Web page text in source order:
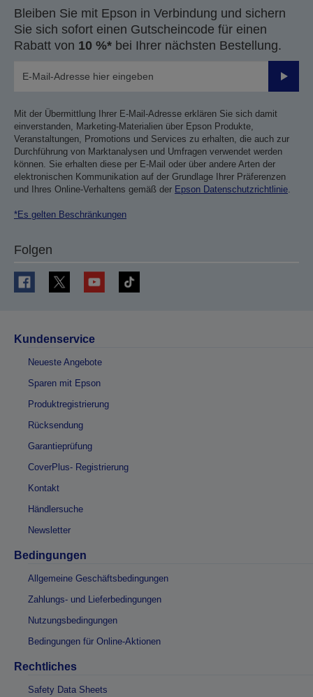
Bleiben Sie mit Epson in Verbindung und sichern
Sie sich sofort einen Gutscheincode für einen
Rabatt von 10 %* bei Ihrer nächsten Bestellung.
Mit der Übermittlung Ihrer E-Mail-Adresse erklären Sie sich damit
einverstanden, Marketing-Materialien über Epson Produkte,
Veranstaltungen, Promotions und Services zu erhalten, die auch zur
Durchführung von Marktanalysen und Umfragen verwendet werden
können. Sie erhalten diese per E-Mail oder über andere Arten der
elektronischen Kommunikation auf der Grundlage Ihrer Präferenzen
und Ihres Online-Verhaltens gemäß der Epson Datenschutzrichtlinie
*Es gelten Beschränkungen
Folgen
Kundenservice
Neueste Angebote
Sparen mit Epson
Produktregistrierung
Rücksendung
Garantieprüfung
CoverPlus- Registrierung
Kontakt
Händlersuche
Newsletter
Bedingungen
Allgemeine Geschäftsbedingungen
Zahlungs- und Lieferbedingungen
Nutzungsbedingungen
Bedingungen für Online-Aktionen
Rechtliches
Safety Data Sheets